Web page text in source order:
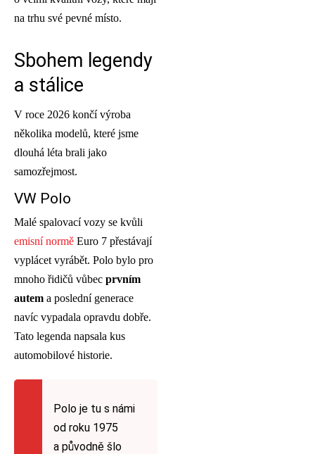
na trhu své pevné místo.
Sbohem legendy
a stálice
V roce 2026 končí výroba
několika modelů, které jsme
dlouhá léta brali jako
samozřejmost.
VW Polo
Malé spalovací vozy se kvůli
emisní normě Euro 7 přestávají
vyplácet vyrábět. Polo bylo pro
mnoho řidičů vůbec prvním
autem a poslední generace
navíc vypadala opravdu dobře.
Tato legenda napsala kus
automobilové historie.
Polo je tu s námi
od roku 1975
a původně šlo